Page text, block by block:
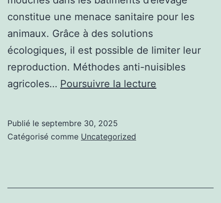
constitue une menace sanitaire pour les
animaux. Grâce à des solutions
écologiques, il est possible de limiter leur
reproduction. Méthodes anti-nuisibles
agricoles… Poursuivre la lecture
Publié le septembre 30, 2025
Catégorisé comme Uncategorized